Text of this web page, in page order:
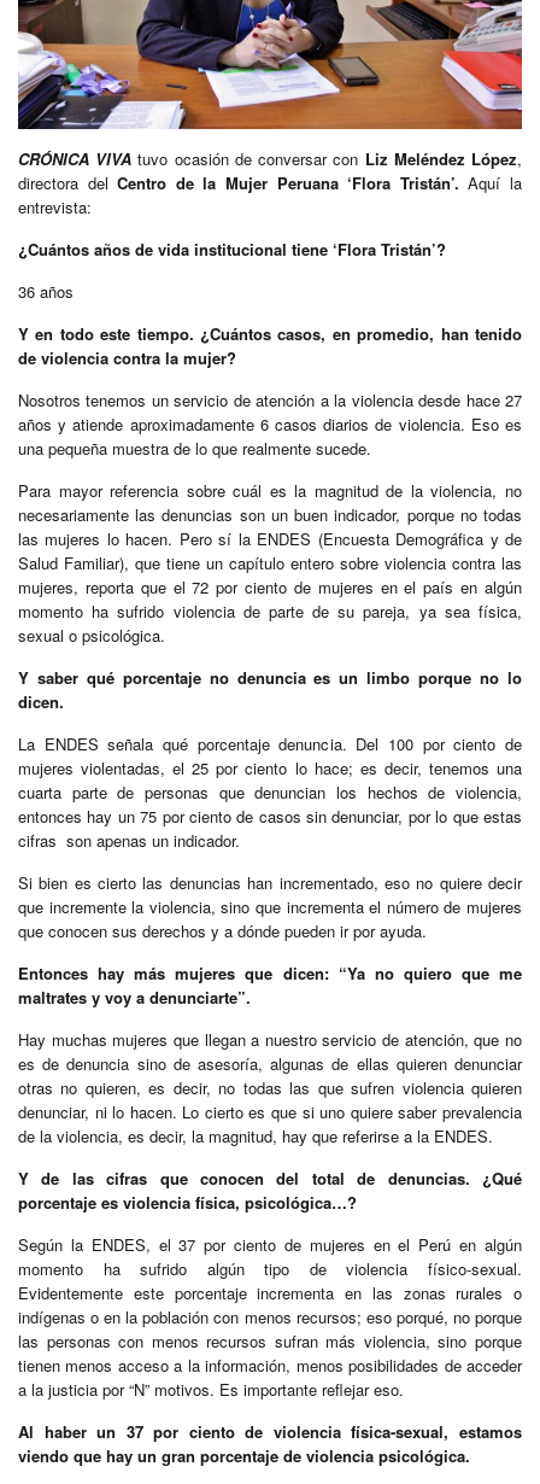
CRÓNICA VIVA tuvo ocasión de conversar con Liz Meléndez López,
directora delCentro de la Mujer Peruana ‘Flora Tristán’.Aquí la
entrevista:
¿Cuántos años de vida institucional tiene ‘Flora Tristán’?
36 años
Y en todo este tiempo. ¿Cuántos casos, en promedio, han tenido
de violencia contra la mujer?
Nosotros tenemos un servicio de atención a la violencia desde hace 27
años y atiende aproximadamente 6 casos diarios de violencia. Eso es
una pequeña muestra de lo que realmente sucede.
Para mayor referencia sobre cuál es la magnitud de la violencia, no
necesariamente las denuncias son un buen indicador, porque no todas
las mujeres lo hacen. Pero sí la ENDES (Encuesta Demográfica y de
Salud Familiar), que tiene un capítulo entero sobre violencia contra las
mujeres, reporta que el 72 por ciento de mujeres en el país en algún
momento ha sufrido violencia de parte de su pareja, ya sea física,
sexual o psicológica.
Y saber qué porcentaje no denuncia es un limbo porque no lo
dicen.
La ENDES señala qué porcentaje denuncia. Del 100 por ciento de
mujeres violentadas, el 25 por ciento lo hace; es decir, tenemos una
cuarta parte de personas que denuncian los hechos de violencia,
entonces hay un 75 por ciento de casos sin denunciar, por lo que estas
cifras son apenas un indicador.
Si bien es cierto las denuncias han incrementado, eso no quiere decir
que incremente la violencia, sino que incrementa el número de mujeres
que conocen sus derechos y a dónde pueden ir por ayuda.
Entonces hay más mujeres que dicen: “Ya no quiero que me
maltrates y voy a denunciarte”.
Hay muchas mujeres que llegan a nuestro servicio de atención, que no
es de denuncia sino de asesoría, algunas de ellas quieren denunciar
otras no quieren, es decir, no todas las que sufren violencia quieren
denunciar, ni lo hacen. Lo cierto es que si uno quiere saber prevalencia
de la violencia, es decir, la magnitud, hay que referirse a la ENDES.
Y de las cifras que conocen del total de denuncias. ¿Qué
porcentaje es violencia física, psicológica…?
Según la ENDES, el 37 por ciento de mujeres en el Perú en algún
momento ha sufrido algún tipo de violencia físico-sexual.
Evidentemente este porcentaje incrementa en las zonas rurales o
indígenas o en la población con menos recursos; eso porqué, no porque
las personas con menos recursos sufran más violencia, sino porque
tienen menos acceso a la información, menos posibilidades de acceder
a la justicia por “N” motivos. Es importante reflejar eso.
Al haber un 37 por ciento de violencia física-sexual, estamos
viendo que hay un gran porcentaje de violencia psicológica.